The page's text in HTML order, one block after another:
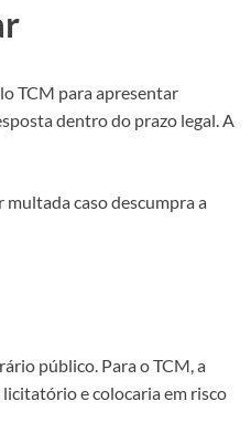
TCM para apresentar
dentro do prazo legal. A
caso descumpra a
público. Para o TCM, a
e colocaria em risco